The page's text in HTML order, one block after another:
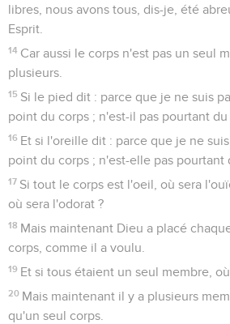
libres, nous avons tous, dis-je, été
Esprit.
14 Car aussi le corps n'est pas un seul
plusieurs.
15 Si le pied dit : parce que je ne suis
point du corps ; n'est-il pas pourtant du
16 Et si l'oreille dit : parce que je ne
point du corps ; n'est-elle pas pourtant
17 Si tout le corps est l'oeil, où sera
où sera l'odorat ?
18 Mais maintenant Dieu a placé
corps, comme il a voulu.
19 Et si tous étaient un seul membre,
20 Mais maintenant il y a plusieurs
qu'un seul corps.